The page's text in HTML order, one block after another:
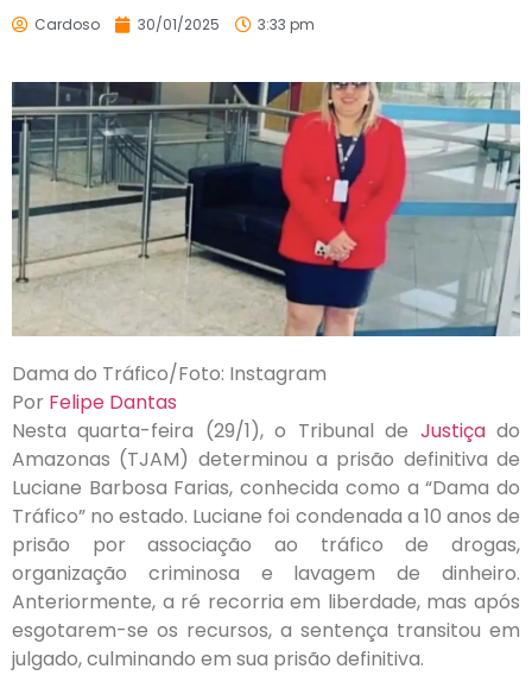
Cardoso 30/01/2025 3:33 pm
Dama do Tráfico/Foto: Instagram
Por Felipe Dantas
Nesta quarta-feira (29/1), o Tribunal de Justiçado
Amazonas (TJAM) determinou a prisão definitiva de
Luciane Barbosa Farias, conhecida como a “Dama do
Tráfico” no estado. Luciane foi condenada a 10 anos de
prisão por associação ao tráfico de drogas,
organização criminosa e lavagem de dinheiro.
Anteriormente, a ré recorria em liberdade, mas após
esgotarem-se os recursos, a sentença transitou em
julgado, culminando em sua prisão definitiva.